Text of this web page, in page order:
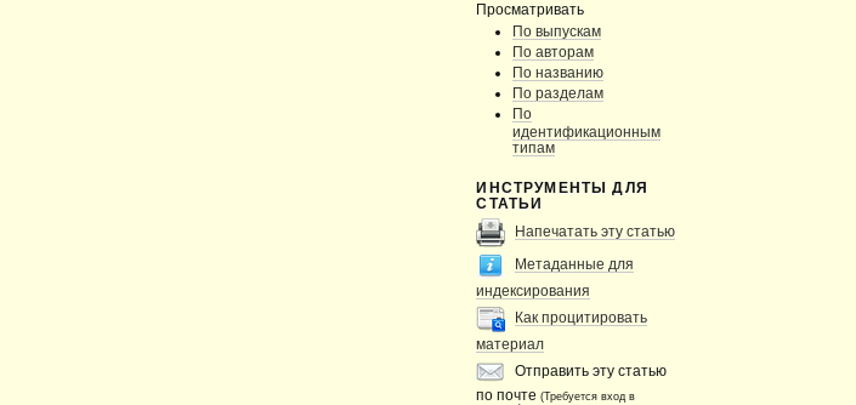
Просматривать
По выпускам
По авторам
По названию
По разделам
По
идентификационным
типам
ИНСТРУМЕНТЫ ДЛЯ
СТАТЬИ
Напечатать эту статью
Метаданные для
индексирования
Как процитировать
материал
Отправить эту статью
по почте(Требуется вход в